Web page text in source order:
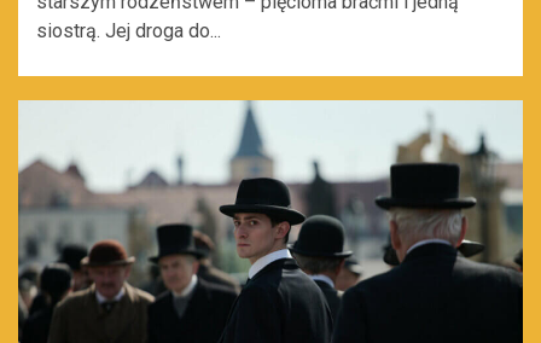
siostrą. Jej droga do...